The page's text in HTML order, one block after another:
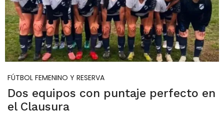
FÚTBOL FEMENINO Y RESERVA
Dos equipos con puntaje perfecto en
el Clausura